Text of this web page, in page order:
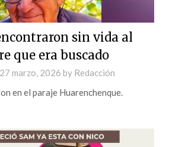
sin vida al
que era buscado
27 marzo, 2026 by Redacción
en el paraje Huarenchenque.